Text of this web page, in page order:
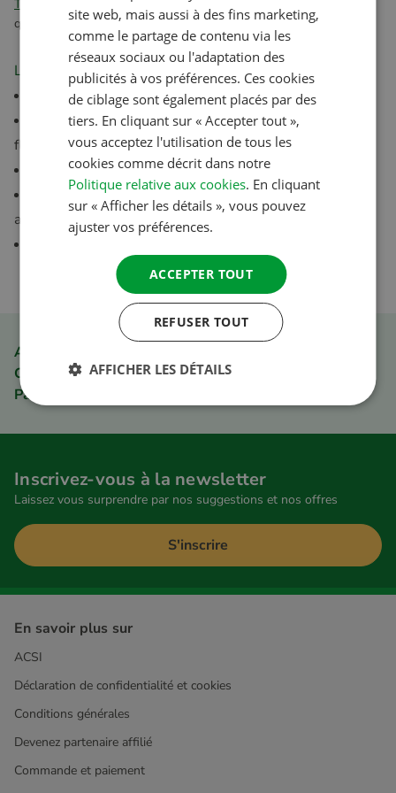
TradeTracker.com. Pour plus d’informations, ou si vous avez des
questions, veuillez envoyer un e-mail àmarketing@acsi.eu
Les avantages du programme affilié :
Commission de 6 % sur les ventes
Possibilité de liens hypertextes, de bannières et de
flux de produit
Durée des cookies de 30 jours
Possible sur les pages de tous nos guides et
applications ACSI
Avantage pour les membres de l'ACSI Club ID
Commande simple et rapide
Paiement sécurisé
Inscrivez-vous à la newsletter
Laissez vous surprendre par nos suggestions et nos offres
S'inscrire
En savoir plus sur
ACSI
Déclaration de confidentialité et cookies
Conditions générales
Devenez partenaire affilié
Commande et paiement
DANISH
site web, mais aussi à des fins marketing,
comme le partage de contenu via les
réseaux sociaux ou l'adaptation des
publicités à vos préférences. Ces cookies
de ciblage sont également placés par des
tiers. En cliquant sur « Accepter tout »,
vous acceptez l'utilisation de tous les
cookies comme décrit dans notre
Politique relative aux cookies. En cliquant
sur « Afficher les détails », vous pouvez
ajuster vos préférences.
ACCEPTER TOUT
REFUSER TOUT
AFFICHER LES DÉTAILS